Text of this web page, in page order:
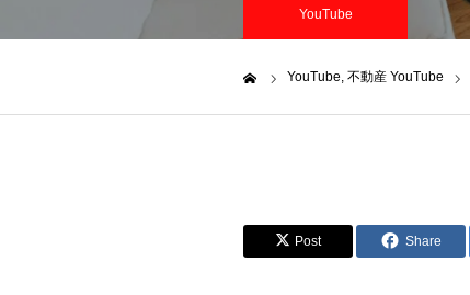
YouTube
YouTube 不動産 YouTube
Post Share